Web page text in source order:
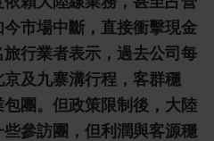
市場中斷，直接衝擊現金
行業者表示，過去公司每
及九寨溝行程，客群穩
團。但政策限制後，大陸
參訪團，但利潤與客源穩